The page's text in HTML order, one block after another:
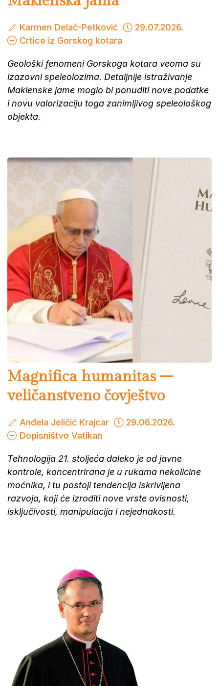
Karmen Delač-Petković
29.07.2026.
Crtice iz Gorskog kotara
Geološki fenomeni Gorskoga kotara veoma su
izazovni speleolozima. Detaljnije istraživanje
Maklenske jame moglo bi ponuditi nove podatke
i novu valorizaciju toga zanimljivog speleološkog
objekta.
Magnifica humanitas –
veličanstveno čovještvo
Anđela Jeličić Krajcar
29.06.2026.
Dopisništvo Vatikan
Tehnologija 21. stoljeća daleko je od javne
kontrole, koncentrirana je u rukama nekolicine
moćnika, i tu postoji tendencija iskrivljena
razvoja, koji će izroditi nove vrste ovisnosti,
isključivosti, manipulacija i nejednakosti.